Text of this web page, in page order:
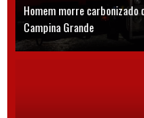
Homem morre carbonizado
Campina Grande